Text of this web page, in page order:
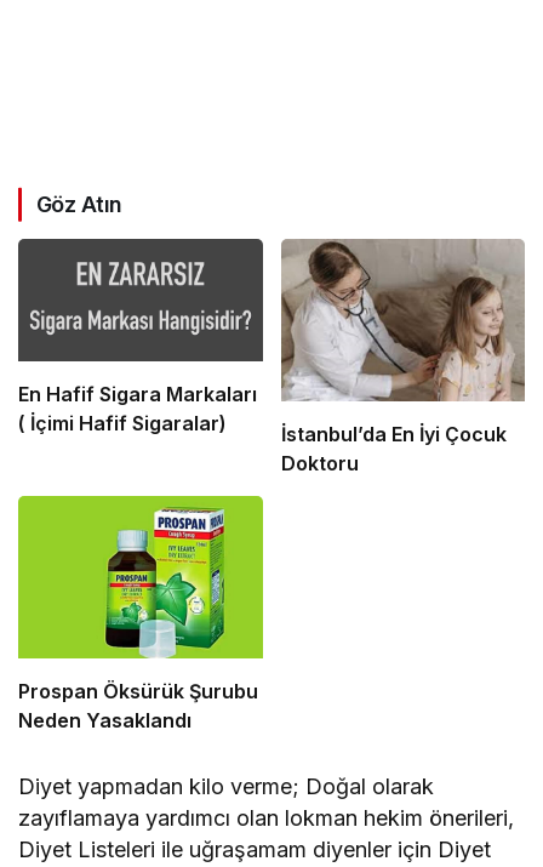
Göz Atın
En Hafif Sigara Markaları
( İçimi Hafif Sigaralar)
İstanbul’da En İyi Çocuk
Doktoru
Prospan Öksürük Şurubu
Neden Yasaklandı
Diyet yapmadan kilo verme; Doğal olarak
zayıflamaya yardımcı olan lokman hekim önerileri,
Diyet Listeleri ile uğraşamam diyenler için Diyet